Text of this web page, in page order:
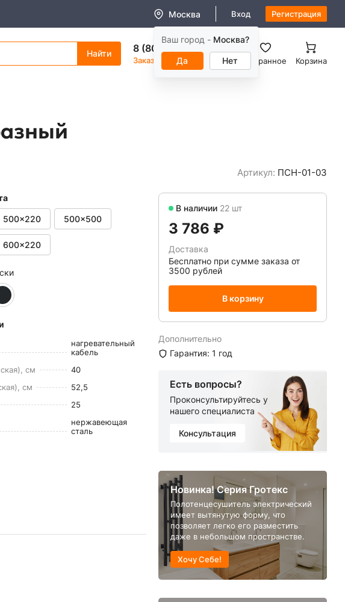
Москва
Ваш город - Москва?
Да Нет
Вход Регистрация
8 (800) 550-11-38
Заказать звонок Избранное Корзина
Артикул: ПСН-01-03
500x220 500x500
600x220
нагревательный
кабель
см
40
см
52,5
25
нержавеющая
сталь
В наличии 22 шт
3 786 ₽
Доставка
Бесплатно при сумме заказа от
3500 рублей
В корзину
Дополнительно
Гарантия: 1 год
Есть вопросы?
Проконсультируйтесь у
нашего специалиста
Консультация
Новинка! Серия Гротекс
Полотенцесушитель электрический
имеет вытянутую форму, что
позволяет легко его разместить
даже в небольшом пространстве.
Хочу Себе!